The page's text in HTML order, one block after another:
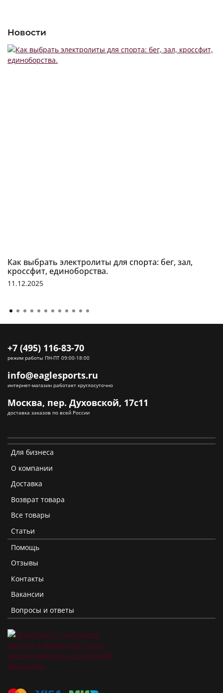
Новости
Как выбрать электролиты для спорта: бег, зал,
кроссфит, единоборства.
11.12.2025
Для бизнеса
О компании
Доставка
Возврат товара
Все товары
Статьи
Помощь
Отзывы
Контакты
Вакансии
Вопросы и ответы
+7 (495) 116-83-70
режим работы ПН-ПТ 09:00-18:00
info@eaglesports.ru
интернет-магазин работает круглосуточно
Москва, пер. Духовской, 17с11
доставка заказов по всей России